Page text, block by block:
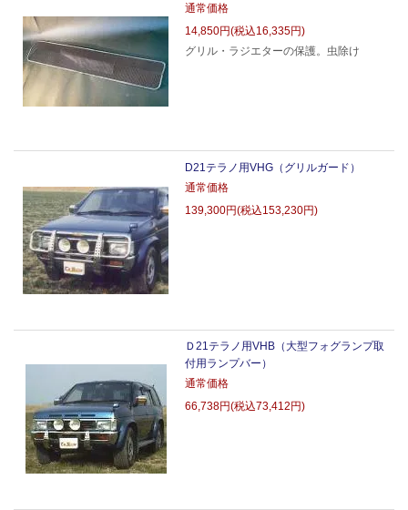
通常価格
14,850円(税込16,335円)
グリル・ラジエターの保護。虫除け
D21テラノ用VHG（グリルガード）
通常価格
139,300円(税込153,230円)
Ｄ21テラノ用VHB（大型フォグランプ取
付用ランプバー）
通常価格
66,738円(税込73,412円)